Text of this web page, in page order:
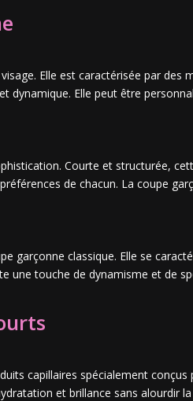
Elle est caractérisée par des
Elle peut être
Courte et structurée,
de chacun. La coupe
garçonne classique. Elle se
une touche de dynamisme et de
capillaires spécialement
et brillance sans alourdir la